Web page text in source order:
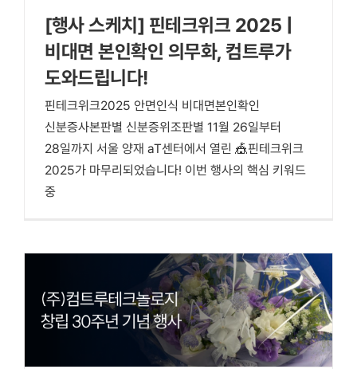
[행사 스케치] 핀테크위크 2025 |
비대면 본인확인 의무화, 컴트루가
도와드립니다!
핀테크위크2025 안면인식 비대면본인확인
신분증사본판별 신분증위조판별 11월 26일부터
28일까지 서울 양재 aT센터에서 열린 🎪핀테크위크
2025가 마무리되었습니다! 이번 행사의 핵심 키워드
중